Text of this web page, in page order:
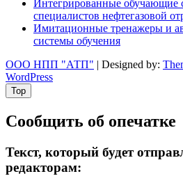
Интегрированные обучающие
специалистов нефтегазовой
Имитационные тренажеры и
системы обучения
ООО НПП "АТП" | Designed by:
WordPress
Top
Сообщить об опечатке
Текст, который будет
редакторам: